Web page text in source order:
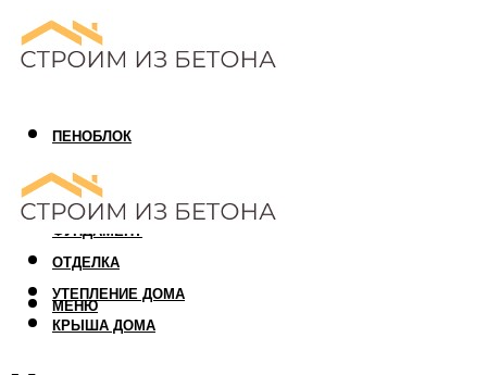
ПЕНОБЛОК
ГАЗОБЛОК
АРБОЛИТОВЫЙ БЛОК
ФУНДАМЕНТ
ОТДЕЛКА
УТЕПЛЕНИЕ ДОМА
КРЫША ДОМА
МЕНЮ